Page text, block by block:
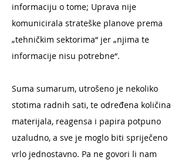
informaciju o tome; Uprava nije
komunicirala strateške planove prema
„tehničkim sektorima“ jer „njima te
informacije nisu potrebne“.
Suma sumarum, utrošeno je nekoliko
stotima radnih sati, te određena količina
materijala, reagensa i papira potpuno
uzaludno, a sve je moglo biti spriječeno
vrlo jednostavno. Pa ne govori li nam